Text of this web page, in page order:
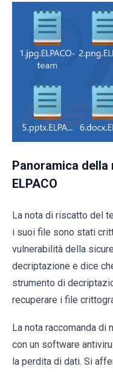
Panoramica
ELPACO
La nota di riscatto del
i suoi file sono stati
vulnerabilità della
decriptazione e dice
strumento di
recuperare i file
La nota raccomanda
con un software
la perdita di dati. Si